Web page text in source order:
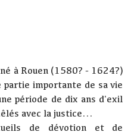
à Rouen (1580? - 1624?)
partie importante de sa vie
période de dix ans d'exil
avec la justice...
de dévotion et de